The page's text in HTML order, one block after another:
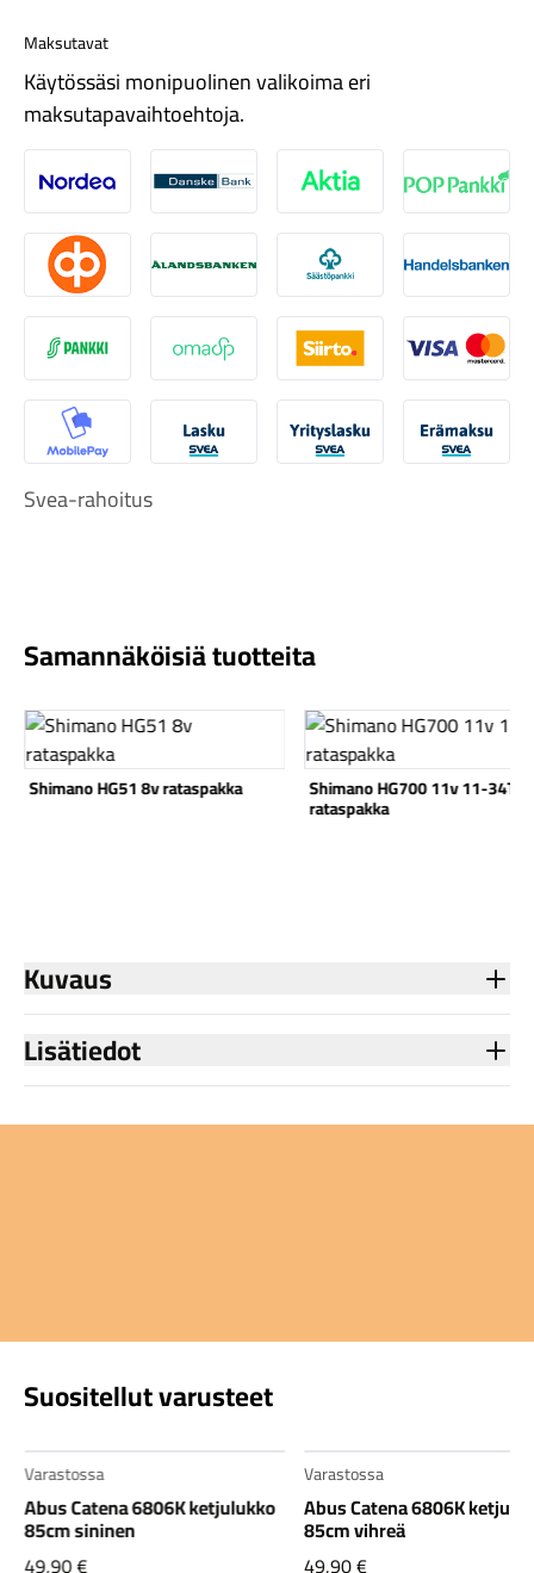
Tarvikkeet
Renkaat
Katso koko valikoima
Maksutavat
Käytössäsi monipuolinen valikoima eri
maksutapavaihtoehtoja.
Nordea Danske Aktia Pop-
Osuuspankki Ålandsbanken Säästöpankki
S-Pankki Omasp Siirto Visa &
MobilePay Svea Lasku Svea yrityslaskuSvea
Svea-rahoitus
Samannäköisiä tuotteita
Katso tuote
Shimano HG51 8v rataspakka
Katso tuote
Shimano HG700 11v 11-34T
rataspakka
Kuvaus
Lisätiedot
Suositellut varusteet
Varastossa
Abus Catena 6806K ketjulukko
85cm sininen
49,90€
Varastossa
Abus Catena 6806K
85cm vihreä
49,90€